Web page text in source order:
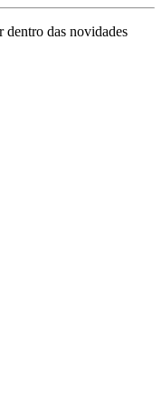
dentro das novidades